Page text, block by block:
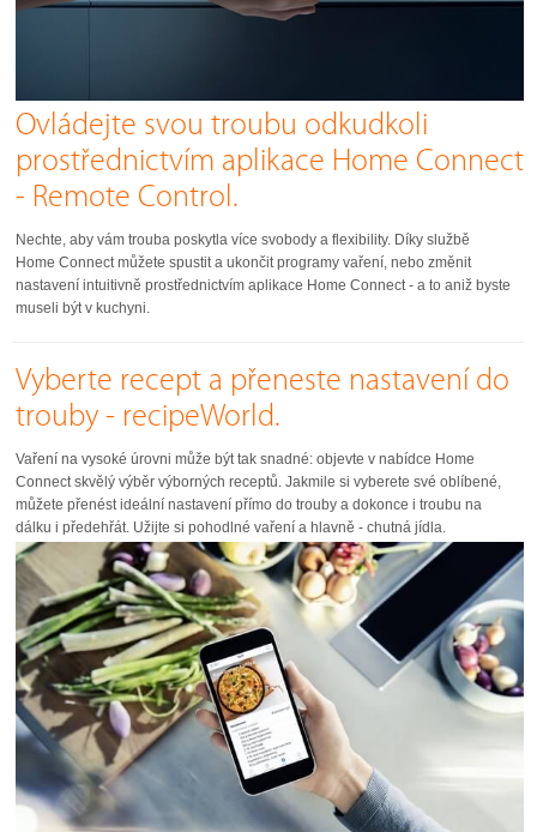
Ovládejte svou troubu odkudkoli
prostřednictvím aplikace Home Connect
- Remote Control.
Nechte, aby vám trouba poskytla více svobody a flexibility. Díky službě
Home Connect můžete spustit a ukončit programy vaření, nebo změnit
nastavení intuitivně prostřednictvím aplikace Home Connect - a to aniž byste
museli být v kuchyni.
Vyberte recept a přeneste nastavení do
trouby - recipeWorld.
Vaření na vysoké úrovni může být tak snadné: objevte v nabídce Home
Connect skvělý výběr výborných receptů. Jakmile si vyberete své oblíbené,
můžete přenést ideální nastavení přímo do trouby a dokonce i troubu na
dálku i předehřát. Užijte si pohodlné vaření a hlavně - chutná jídla.